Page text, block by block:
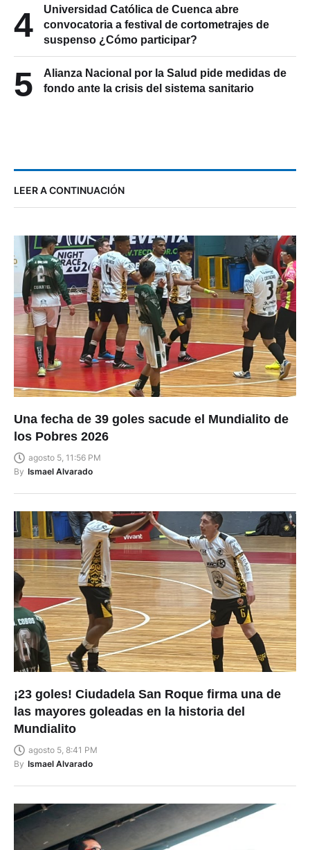
4
Universidad Católica de Cuenca abre
convocatoria a festival de cortometrajes de
suspenso ¿Cómo participar?
5
Alianza Nacional por la Salud pide medidas de
LEER A CONTINUACIÓN
Una fecha de 39 goles sacude el Mundialito de
los Pobres 2026
agosto 5, 11:56 PM
¡23 goles! Ciudadela San Roque firma una de
las mayores goleadas en la historia del
Mundialito
agosto 5, 8:41 PM